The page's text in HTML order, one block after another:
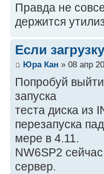
Правда не
держится
Если
Юра Кан » 08 апр
Попробуй выйти
запуска
теста диска из
перезапуска
мере в 4.11.
NW6SP2
сервер.